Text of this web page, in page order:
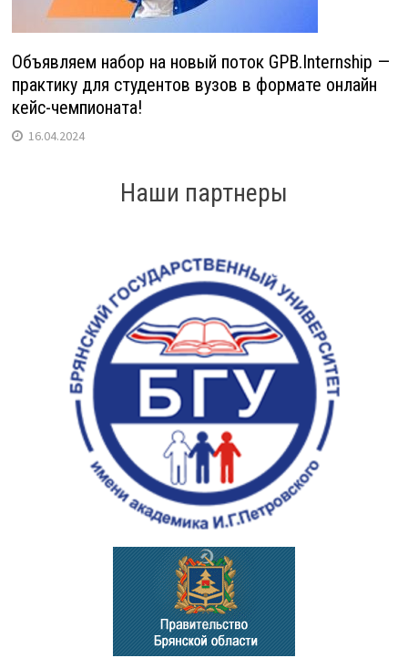
Объявляем набор на новый поток GPB.Internship —
практику для студентов вузов в формате онлайн
кейс-чемпионата!
16.04.2024
Наши партнеры